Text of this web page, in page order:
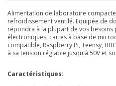
Alimentation de laboratoire
refroidissement ventilé. Equipée de
répondra à la plupart de vos
électroniques, cartes à base de
compatible, Raspberry Pi, Teensy,
à sa tension réglable jusqu'à 50V et
Caractéristiques: